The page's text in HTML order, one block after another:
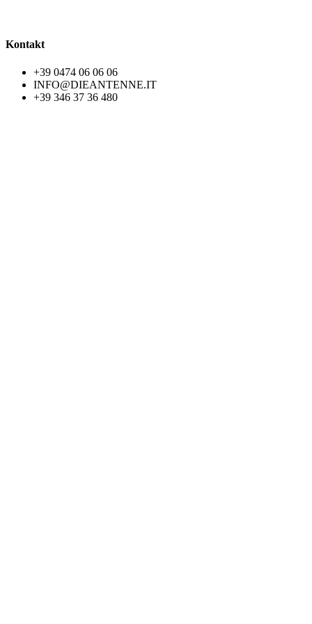
Kontakt
+39 0474 06 06 06
INFO@DIEANTENNE.IT
+39 346 37 36 480